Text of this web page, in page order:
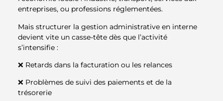
entreprises, ou professions réglementées.
Mais structurer la gestion administrative en interne
devient vite un casse-tête dès que l’activité
s’intensifie :
❌ Retards dans la facturation ou les relances
❌ Problèmes de suivi des paiements et de la
trésorerie